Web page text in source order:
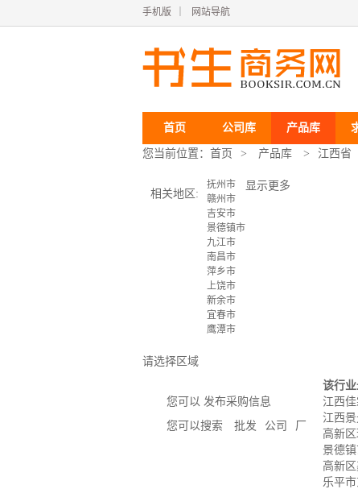
手机版 网站导航
首页 公司库 产品库
您当前位置： 首页 > 产品库 > 江西省
相关地区:
抚州市
赣州市
吉安市
景德镇市
九江市
南昌市
萍乡市
上饶市
新余市
宜春市
鹰潭市
显示更多
请选择区域
您可以 发布采购信息
您可以搜索
批发 公司 厂
该行业
江西
江西
高新
景德
高新
乐平市